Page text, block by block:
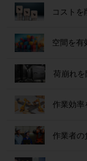
コストを
空間を有
荷崩れ
作業効率
作業者の